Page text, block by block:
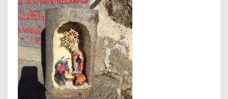
M
A
T
A
G
A
L
L